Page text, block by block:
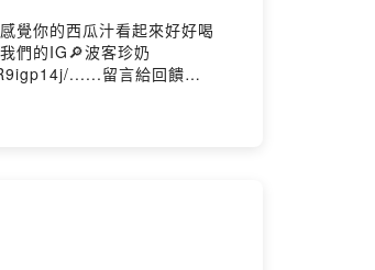
覺你的西瓜汁看起來好好喝
們的IG🔎波客珍奶
......留言給回饋